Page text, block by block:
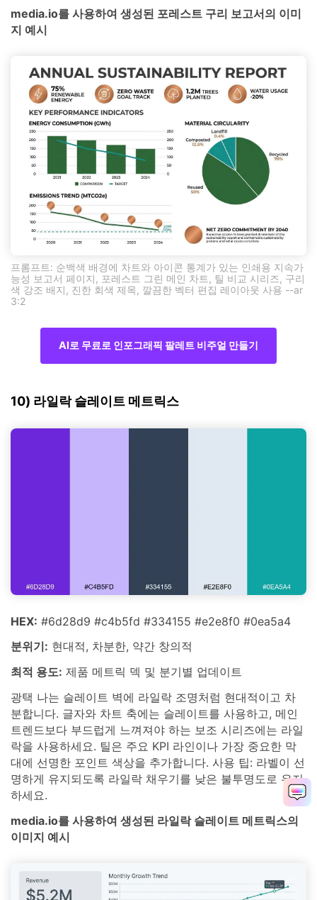
media.io를 사용하여 생성된 포레스트 구리 보고서의 이미
지 예시
프롬프트: 순백색 배경에 차트와 아이콘 통계가 있는 인쇄용 지속가
능성 보고서 페이지, 포레스트 그린 메인 차트, 틸 비교 시리즈, 구리
색 강조 배지, 진한 회색 제목, 깔끔한 벡터 편집 레이아웃 사용 --ar
3:2
AI로 무료로 인포그래픽 팔레트 비주얼 만들기
10) 라일락 슬레이트 메트릭스
HEX: #6d28d9 #c4b5fd #334155 #e2e8f0 #0ea5a4
분위기: 현대적, 차분한, 약간 창의적
최적 용도: 제품 메트릭 덱 및 분기별 업데이트
광택 나는 슬레이트 벽에 라일락 조명처럼 현대적이고 차
분합니다. 글자와 차트 축에는 슬레이트를 사용하고, 메인
트렌드보다 부드럽게 느껴져야 하는 보조 시리즈에는 라일
락을 사용하세요. 틸은 주요 KPI 라인이나 가장 중요한 막
대에 선명한 포인트 색상을 추가합니다. 사용 팁: 라벨이 선
명하게 유지되도록 라일락 채우기를 낮은 불투명도로 유지
하세요.
media.io를 사용하여 생성된 라일락 슬레이트 메트릭스의
이미지 예시